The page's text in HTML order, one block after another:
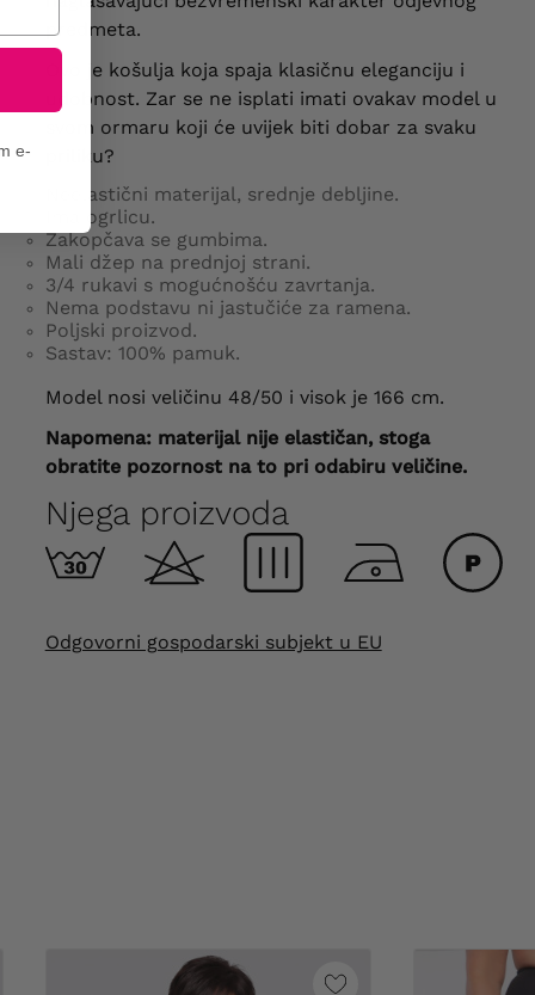
predmeta.
Ovo je košulja koja spaja klasičnu eleganciju i
udobnost. Zar se ne isplati imati ovakav model u
svom ormaru koji će uvijek biti dobar za svaku
priliku?
Neelastični materijal, srednje debljine.
Ima ogrlicu.
Zakopčava se gumbima.
Mali džep na prednjoj strani.
3/4 rukavi s mogućnošću zavrtanja.
Nema podstavu ni jastučiće za ramena.
Poljski proizvod.
Sastav: 100% pamuk.
Model nosi veličinu 48/50 i visok je 166 cm.
Napomena: materijal nije elastičan, stoga
obratite pozornost na to pri odabiru veličine.
Njega proizvoda
Odgovorni gospodarski subjekt u EU
e-